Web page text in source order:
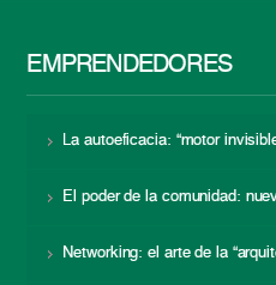
EMPRENDEDORES
La autoeficacia: “motor
El poder de la comunidad:
Networking: el arte de la